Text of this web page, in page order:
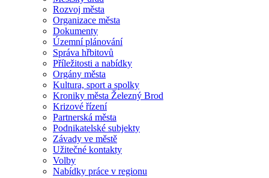
Rozvoj města
Organizace města
Dokumenty
Územní plánování
Správa hřbitovů
Příležitosti a nabídky
Orgány města
Kultura, sport a spolky
Kroniky města Železný Brod
Krizové řízení
Partnerská města
Podnikatelské subjekty
Závady ve městě
Užitečné kontakty
Volby
Nabídky práce v regionu